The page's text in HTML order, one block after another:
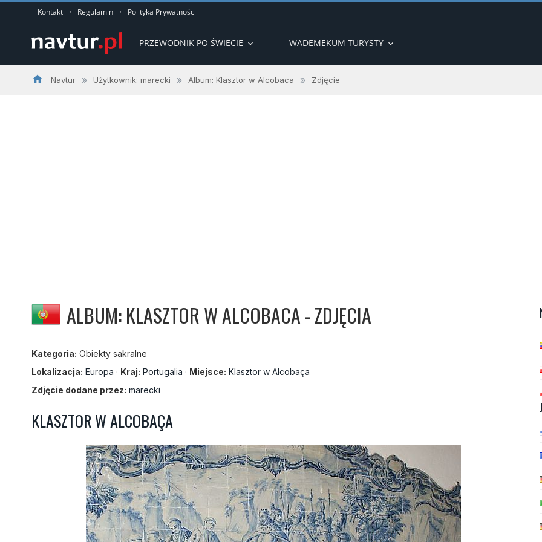
Kontakt · Regulamin · Polityka Prywatności
PRZEWODNIK PO ŚWIECIE expand_more WADEMEKUM TURYSTY expand_more
home Navtur » Użytkownik: marecki » Album: Klasztor w Alcobaca » Zdjęcie
ALBUM: KLASZTOR W ALCOBACA - ZDJĘCIA
Kategoria: Obiekty sakralne
Lokalizacja: Europa · Kraj: Portugalia · Miejsce: Klasztor w Alcobaça
Zdjęcie dodane przez: marecki
KLASZTOR W ALCOBAÇA